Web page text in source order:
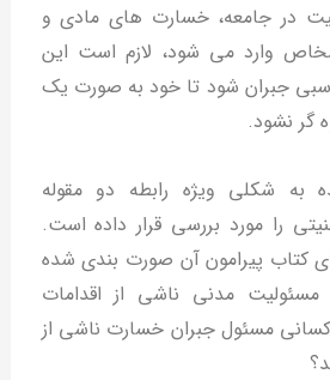
در جامعه، خسارت های مادی و
وارد می شود، لازم است این
جبران شود تا خود به صورت یک
گر نشود.
به شکلی ویژه رابطه دو مقوله
را مورد بررسی قرار داده است.
کتاب پیرامون آن صورت بندی شده
مدنی ناشی از اقدامات
مسئول جبران خسارت ناشی از